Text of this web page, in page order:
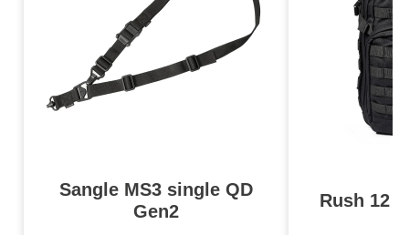
Sangle MS3 single QD
Gen2
Rush 12